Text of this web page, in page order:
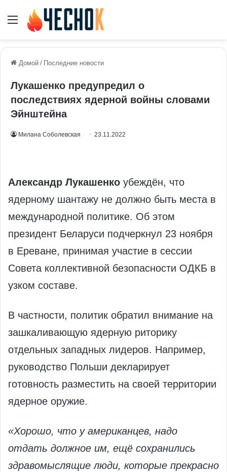
Меню
Домой / Последние новости
Лукашенко предупредил о
последствиях ядерной войны словами
Эйнштейна
Милана Соболевская 23.11.2022
Александр Лукашенко убеждён, что
ядерному шантажу не должно быть места в
международной политике. Об этом
президент Беларуси подчеркнул 23 ноября
в Ереване, принимая участие в сессии
Совета коллективной безопасности ОДКБ в
узком составе.
В частности, политик обратил внимание на
зашкаливающую ядерную риторику
отдельных западных лидеров. Например,
руководство Польши декларирует
готовность разместить на своей территории
ядерное оружие.
«Хорошо, что у американцев, надо
отдать должное им, ещё сохранились
здравомыслящие люди, которые прекрасно